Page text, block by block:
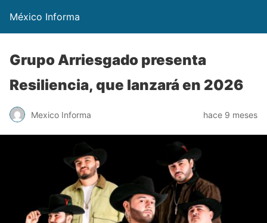
México Informa
Grupo Arriesgado presenta
Resiliencia, que lanzará en 2026
Mexico Informa hace 9 meses